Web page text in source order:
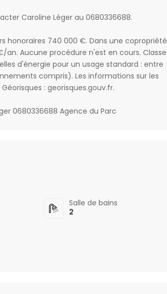
Caroline Léger au 0680336688.
honoraires 740 000 €. Dans une copropriété
Aucune procédure n'est en cours. Classe
d'énergie pour un usage standard : entre
compris). Les informations sur les
: georisques.gouv.fr.
0680336688 Agence du Parc
Salle de bains
2